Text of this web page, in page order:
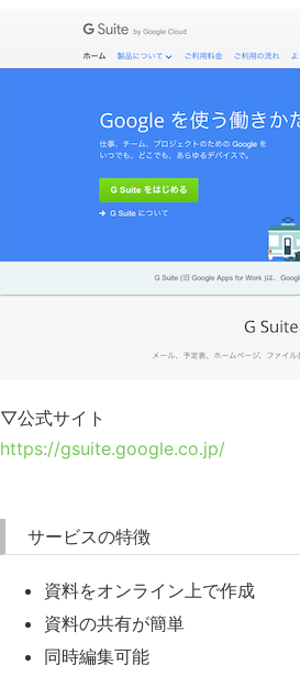
▽公式サイト
https://gsuite.google.co.jp/
サービスの特徴
資料をオンライン上で作成
資料の共有が簡単
同時編集可能